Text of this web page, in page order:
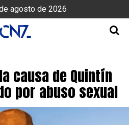
agosto de 2026
causa de Quintín
por abuso sexual